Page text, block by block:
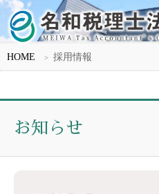
HOME 採用情報
お知らせ